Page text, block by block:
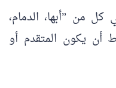
من ”أبها، الدمام،
أن يكون المتقدم أو